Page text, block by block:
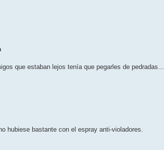
que estaban lejos tenía que pegarles de pedradas...
hubiese bastante con el espray anti-violadores.